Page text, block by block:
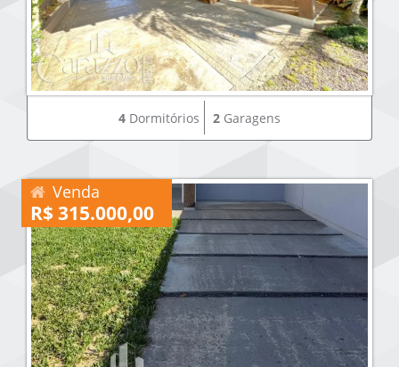
4 Dormitórios 2 Garagens
Venda
R$ 315.000,00